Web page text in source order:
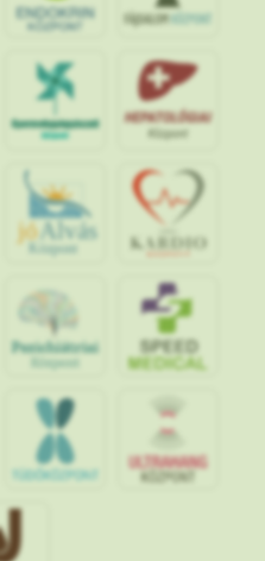
jó Alvás
Központ